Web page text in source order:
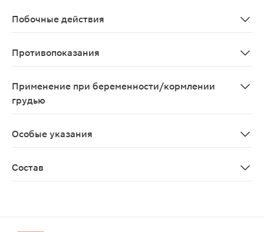
Побочные действия
Противопоказания
Применение при беременности/кормлении
грудью
Особые указания
Состав